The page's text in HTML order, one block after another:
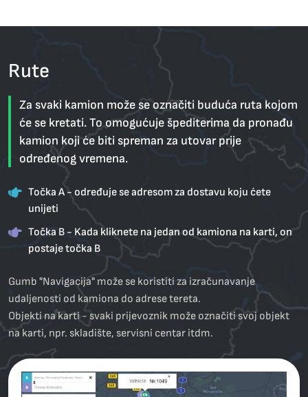
Rute
Za svaki kamion može se označiti buduća ruta kojom
će se kretati. To omogućuje špediterima da pronađu
kamion koji će biti spreman za utovar prije
određenog vremena.
Točka A - određuje se adresom za dostavu koju ćete
unijeti
Točka B - Kada kliknete na jedan od kamiona na karti, on
postaje točka B
Gumb "Navigacija" može se koristiti za izračunavanje
udaljenosti od kamiona do adrese tereta.
Objekti na karti - svaki prijevoznik može označiti svoj objekt
na karti, npr. skladište, servisni centar itdт.